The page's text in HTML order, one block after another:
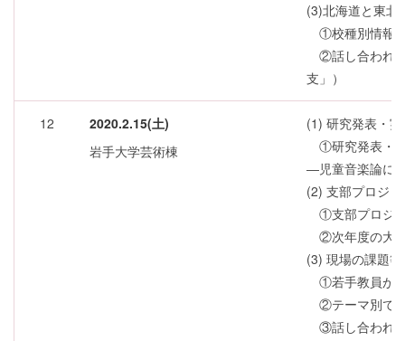
(3)北海道と東北
①校種別情報
②話し合われ
支」）
12
2020.2.15(土)
岩手大学芸術棟
(1) 研究発表・
①研究発表・
―児童音楽論に
(2) 支部プロジ
①支部プロジ
②次年度の大
(3) 現場の課題
①若手教員が
②テーマ別で
③話し合われ